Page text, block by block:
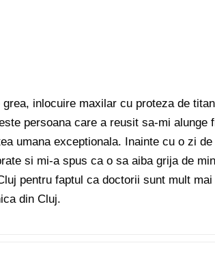
inlocuire maxilar cu proteza de
persoana care a reusit sa-mi
umana exceptionala. Inainte cu o zi
si mi-a spus ca o sa aiba grija de
pentru faptul ca doctorii sunt mult
din Cluj.